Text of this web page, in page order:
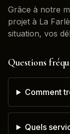
Grâce à notre
projet à La
situation, vos
Questions
Comment
Quels